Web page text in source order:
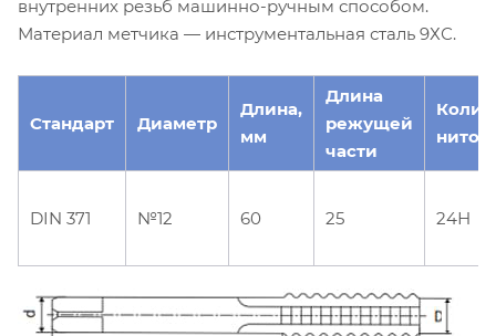
внутренних резьб машинно-ручным способом.
Материал метчика — инструментальная сталь 9ХС.
Стандарт Диаметр
Длина,
мм
Длина
режущей
части
ниток
DIN 371 №12 60 25 24Н